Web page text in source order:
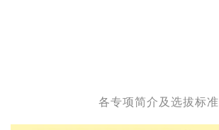
各专项简介及选拔标准